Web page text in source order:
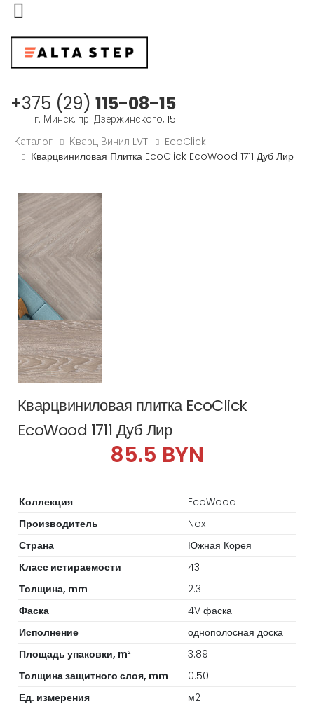
Меню
+375 (29) 115-08-15
г. Минск, пр. Дзержинского, 15
Каталог
Кварц Винил LVT
EcoClick
Кварцвиниловая Плитка EcoClick EcoWood 1711 Дуб Лир
Кварцвиниловая плитка EcoClick
EcoWood 1711 Дуб Лир
85.5 BYN
Коллекция
EcoWood
Производитель
Nox
Страна
Южная Корея
Класс истираемости
43
Толщина, mm
2.3
Фаска
4V фаска
Исполнение
однополосная доска
Площадь упаковки, m2
3.89
Толщина защитного слоя, mm
0.50
Ед. измерения
м2